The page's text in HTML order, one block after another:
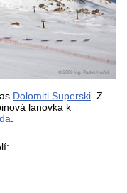
Dolomiti Superski. Z
lanovka k
.